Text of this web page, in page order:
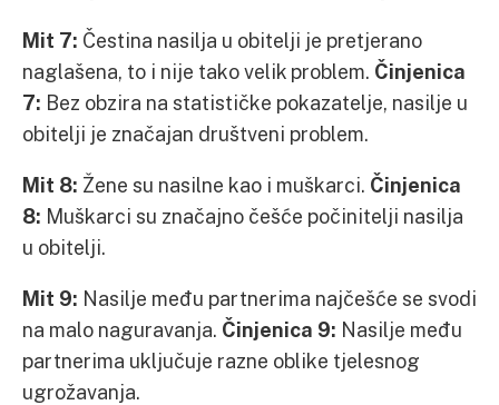
Mit 7: Čestina nasilja u obitelji je pretjerano
naglašena, to i nije tako velik problem. Činjenica
7: Bez obzira na statističke pokazatelje, nasilje u
obitelji je značajan društveni problem.
Mit 8: Žene su nasilne kao i muškarci. Činjenica
8: Muškarci su značajno češće počinitelji nasilja
u obitelji.
Mit 9: Nasilje među partnerima najčešće se svodi
na malo naguravanja. Činjenica 9: Nasilje među
partnerima uključuje razne oblike tjelesnog
ugrožavanja.